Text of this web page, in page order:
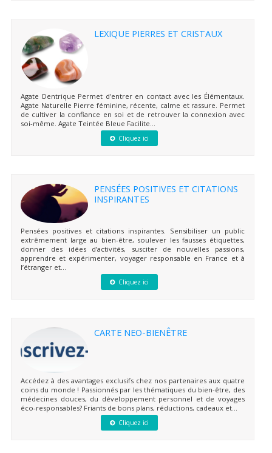
LEXIQUE PIERRES ET CRISTAUX
Agate Dentrique Permet d'entrer en contact avec les Élémentaux.
Agate Naturelle Pierre féminine, récente, calme et rassure. Permet
de cultiver la confiance en soi et de retrouver la connexion avec
soi-même. Agate Teintée Bleue Facilite...
Cliquez ici
PENSÉES POSITIVES ET CITATIONS
INSPIRANTES
Pensées positives et citations inspirantes. Sensibiliser un public
extrêmement large au bien-être, soulever les fausses étiquettes,
donner des idées d’activités, susciter de nouvelles passions,
apprendre et expérimenter, voyager responsable en France et à
l’étranger et...
Cliquez ici
CARTE NEO-BIENÊTRE
Accédez à des avantages exclusifs chez nos partenaires aux quatre
coins du monde ! Passionnés par les thématiques du bien-être, des
médecines douces, du développement personnel et de voyages
éco-responsables? Friants de bons plans, réductions, cadeaux et...
Cliquez ici